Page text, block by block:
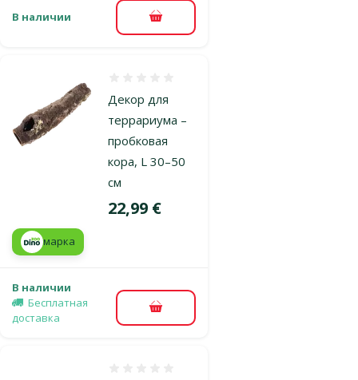
В наличии В корзину
Декор для
террариума –
пробковая
кора, L 30–50
см
Цена
22,99 €
марка
В наличии
Бесплатная
доставка
В корзину